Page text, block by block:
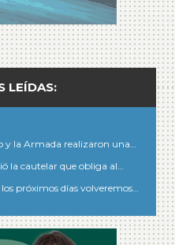
LEÍDAS:
y la Armada realizaron una…
la cautelar que obliga al…
los próximos días volveremos…